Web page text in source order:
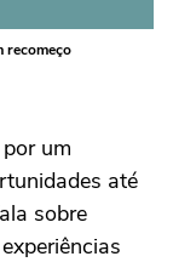
recomeço
um
até
sobre